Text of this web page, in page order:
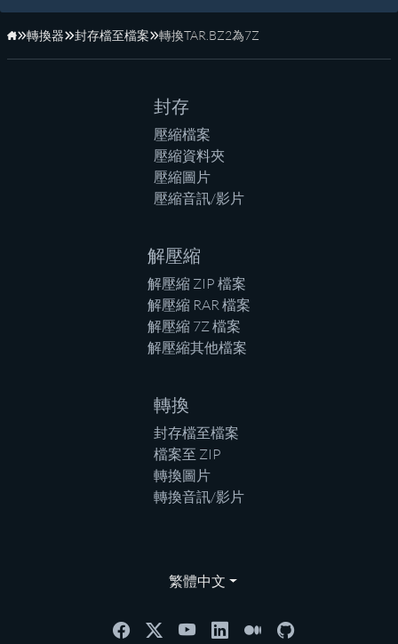
首頁
轉換器 封存檔至檔案 轉換TAR.BZ2為7Z
封存
壓縮檔案
壓縮資料夾
壓縮圖片
壓縮音訊/影片
解壓縮
解壓縮 ZIP 檔案
解壓縮 RAR 檔案
解壓縮 7Z 檔案
解壓縮其他檔案
轉換
封存檔至檔案
檔案至 ZIP
轉換圖片
轉換音訊/影片
繁體中文